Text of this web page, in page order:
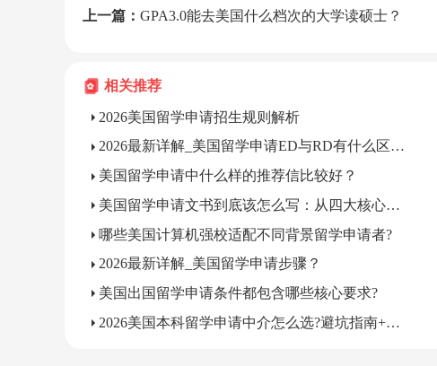
上一篇： GPA3.0能去美国什么档次的大学读硕士？
相关推荐
2026美国留学申请招生规则解析
2026最新详解_美国留学申请ED与RD有什么区别？
美国留学申请中什么样的推荐信比较好？
美国留学申请文书到底该怎么写：从四大核心要素到三大误区避坑指南
哪些美国计算机强校适配不同背景留学申请者?
2026最新详解_美国留学申请步骤？
美国出国留学申请条件都包含哪些核心要求?
2026美国本科留学申请中介怎么选?避坑指南+权威推荐